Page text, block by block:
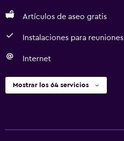
Artículos de aseo gratis
Instalaciones para reuniones
Internet
Mostrar los 64 servicios